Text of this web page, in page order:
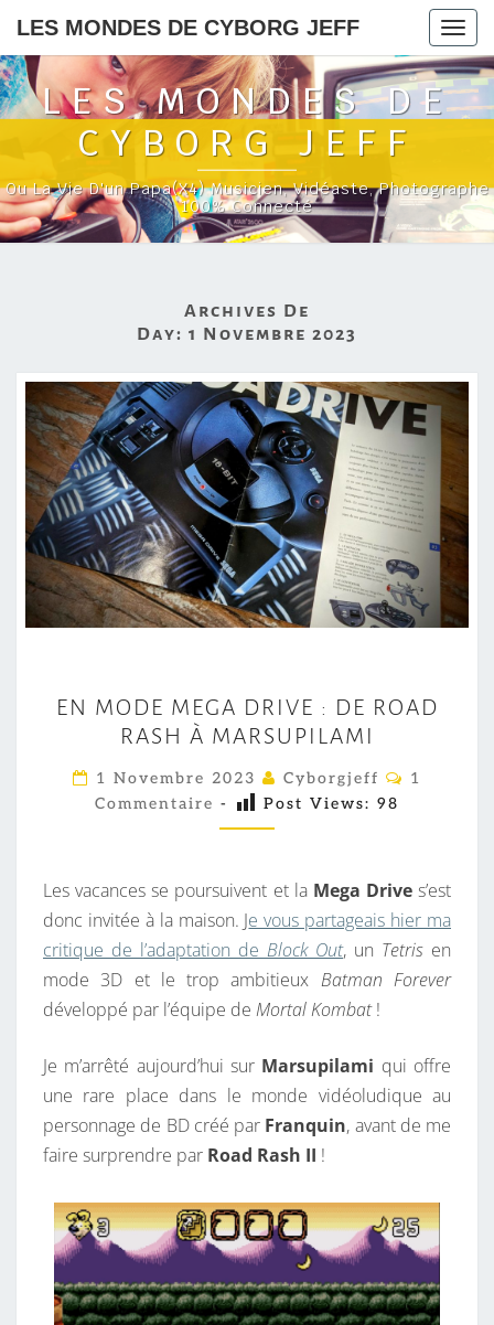
LES MONDES DE CYBORG JEFF
LES MONDES DE
CYBORG JEFF
Ou La Vie D'un Papa(x4) Musicien, Vidéaste, Photographe
100% Connecté
Archives De
Day: 1 Novembre 2023
N
M
O
D
E
E
G
A
D
R
V
E
:
D
R
O
A
D
EN MODE MEGA DRIVE : DE ROAD
RASH À MARSUPILAMI
1 Novembre 2023 Cyborgjeff
C
A
I
R
E
1
Commentaire - Post Views: 98
Les vacances se poursuivent et la Mega Drives’est
donc invitée à la maison. Je vous partageais hier ma
critique de l’adaptation de Block Out, un Tetris en
mode 3D et le trop ambitieux Batman Forever
développé par l’équipe de Mortal Kombat!
Je m’arrêté aujourd’hui sur Marsupilami qui offre
une rare place dans le monde vidéoludique au
personnage de BD créé par Franquin, avant de me
faire surprendre par Road Rash II !